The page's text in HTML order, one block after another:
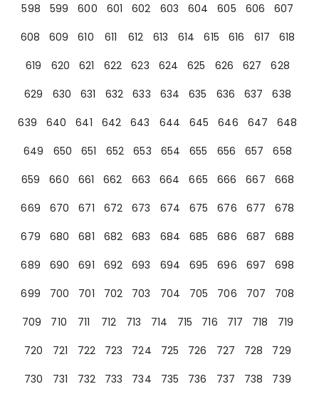
598
599 600 601 602 603 604 605 606
607
608
609 610 611 612 613 614 615 616 617
618
619
620 621 622 623 624 625 626 627
628
629
630 631 632 633 634 635 636 637
638
639
640 641 642 643 644 645 646 647
648
649
650 651 652 653 654 655 656 657
658
659
660 661 662 663 664 665 666 667
668
669
670 671 672 673 674 675 676 677
678
679
680 681 682 683 684 685 686 687
688
689
690 691 692 693 694 695 696 697
698
699
700 701 702 703 704 705 706 707
708
709
710 711 712 713 714 715 716 717 718
719
720
721 722 723 724 725 726 727 728
729
730
731 732 733 734 735 736 737 738
739